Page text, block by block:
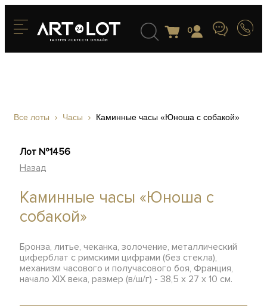
0
Все лоты Часы Каминные часы «Юноша с собакой»
Лот №1456
Назад
Каминные часы «Юноша с
собакой»
Бронза, литье, чеканка, золочение, металлический
циферблат с римскими цифрами (без стекла),
механизм часового и получасового боя, Франция,
начало XIX века, размер (в/ш/г) - 38,5 х 27 х 10 см.